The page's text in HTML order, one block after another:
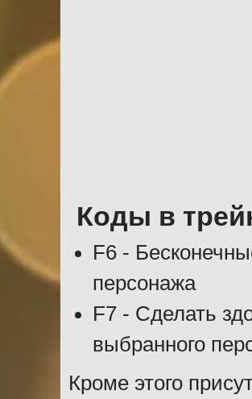
Коды в
F6 -
персонажа
F7 - Сделать
выбранного
Кроме этого